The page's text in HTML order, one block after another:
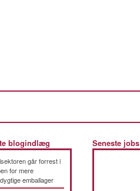
blogindlæg
går forrest i
for mere
emballager
Seneste jobs